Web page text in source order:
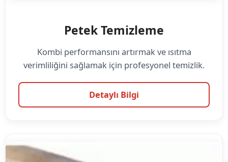
Petek Temizleme
Kombi performansını artırmak ve ısıtma
verimliliğini sağlamak için profesyonel temizlik.
Detaylı Bilgi